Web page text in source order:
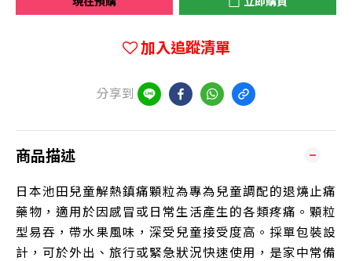
加入追蹤清單
分享到
商品描述
日本池田兒童解熱鎮痛顆粒為專為兒童調配的退燒止痛
藥物，適用於因感冒或日常生活產生的各類疼痛。顆粒
型易吞，帶水果風味，深受兒童接受度高。採單包裝設
計，可於外出、旅行或緊急狀況快速使用，是家中常備